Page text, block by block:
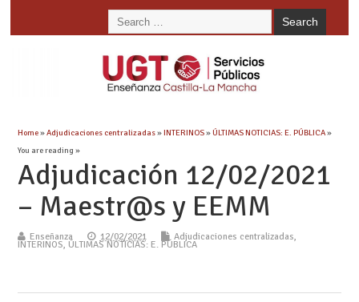
Home»Adjudicaciones centralizadas»INTERINOS»ÚLTIMAS NOTICIAS: E. PÚBLICA»
You are reading »
Adjudicación 12/02/2021
– Maestr@s y EEMM
Enseñanza 12/02/2021 Adjudicaciones centralizadas,
INTERINOS, ÚLTIMAS NOTICIAS: E. PÚBLICA